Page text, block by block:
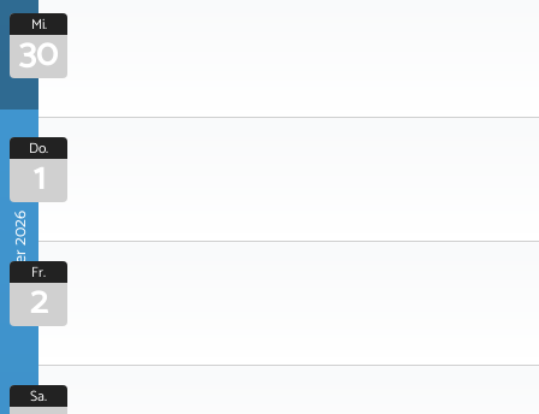
Mi.
30
Oktober 2026
Do.
1
Fr.
2
Sa.